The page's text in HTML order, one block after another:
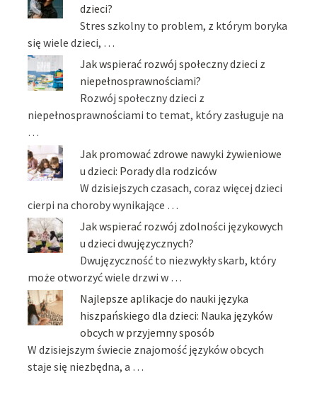
dzieci?
Stres szkolny to problem, z którym boryka
się wiele dzieci, …
Jak wspierać rozwój społeczny dzieci z
niepełnosprawnościami?
Rozwój społeczny dzieci z
niepełnosprawnościami to temat, który zasługuje na
…
Jak promować zdrowe nawyki żywieniowe
u dzieci: Porady dla rodziców
W dzisiejszych czasach, coraz więcej dzieci
cierpi na choroby wynikające …
Jak wspierać rozwój zdolności językowych
u dzieci dwujęzycznych?
Dwujęzyczność to niezwykły skarb, który
może otworzyć wiele drzwi w …
Najlepsze aplikacje do nauki języka
hiszpańskiego dla dzieci: Nauka języków
obcych w przyjemny sposób
W dzisiejszym świecie znajomość języków obcych
staje się niezbędna, a …